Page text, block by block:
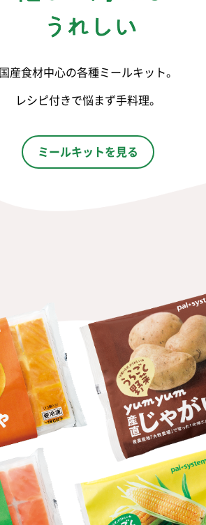
国産食材中心の各種ミールキット。
レシピ付きで悩まず手料理。
ミールキットを見る